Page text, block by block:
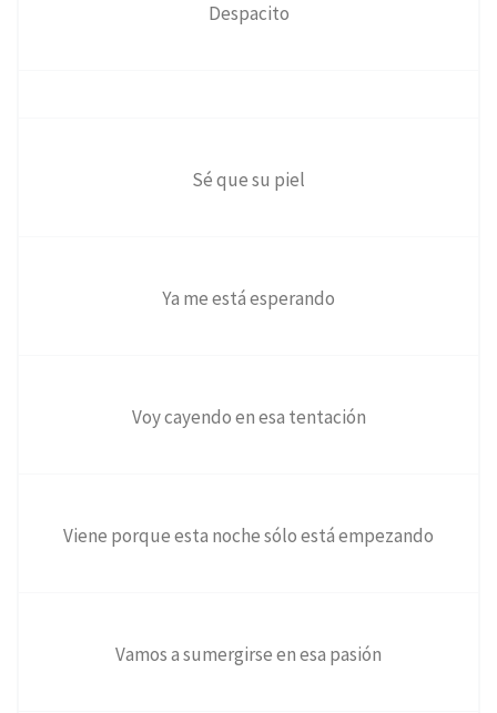
Despacito
Sé que su piel
Ya me está esperando
Voy cayendo en esa tentación
Viene porque esta noche sólo está empezando
Vamos a sumergirse en esa pasión